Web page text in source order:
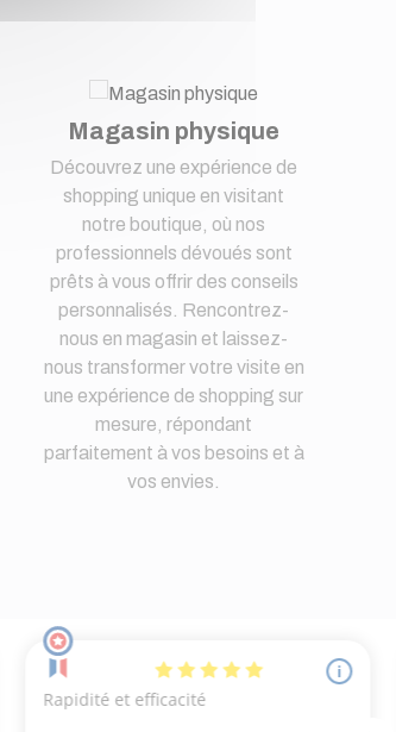
Magasin physique
Découvrez une expérience de
shopping unique en visitant
notre boutique, où nos
professionnels dévoués sont
prêts à vous offrir des conseils
personnalisés. Rencontrez-
nous en magasin et laissez-
nous transformer votre visite en
une expérience de shopping sur
mesure, répondant
parfaitement à vos besoins et à
vos envies.